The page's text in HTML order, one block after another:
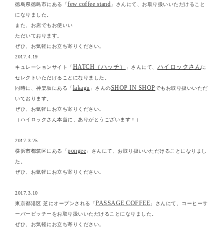
徳島県徳島市にある「few coffee stand 」さんにて、お取り扱いいただけること
になりました。
また、お店でもお使いい
ただいております。
ぜひ、お気軽にお立ち寄りください。
2017.4.19
キュレーションサイト「HATCH（ハッチ） 」さんにて、 ハイロックさんに
セレクトいただけることになりました。
同時に、神楽坂にある「lakagu 」さんのSHOP IN SHOPでもお取り扱いいただ
いております。
ぜひ、お気軽にお立ち寄りください。
（ハイロックさん本当に、ありがとうございます！）
2017.3.25
横浜市都筑区にある「pongee 」さんにて、お取り扱いいただけることになりまし
た。
ぜひ、お気軽にお立ち寄りください。
2017.3.10
東京都港区 芝にオープンされる「PASSAGE COFFEE 」さんにて、コーヒーサ
ーバーピッチーをお取り扱いいただけることになりました。
ぜひ、お気軽にお立ち寄りください。